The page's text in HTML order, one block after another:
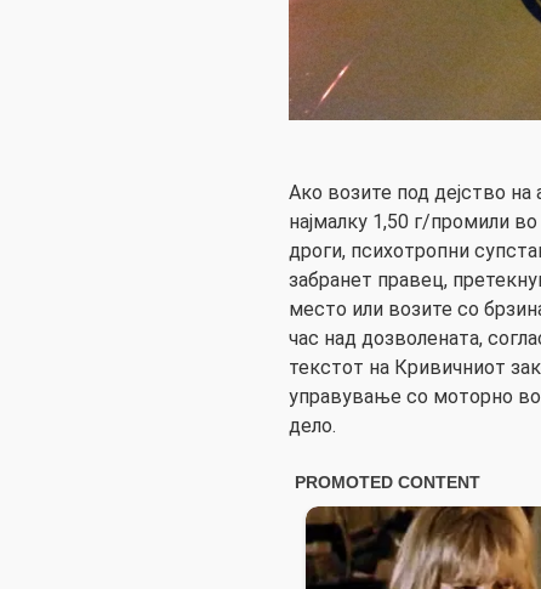
Ако возите под дејство на
најмалку 1,50 г/промили
дроги, психотропни
забранет правец,
место или возите со
час над дозволената,
текстот на Кривичниот
управување со моторно
дело.